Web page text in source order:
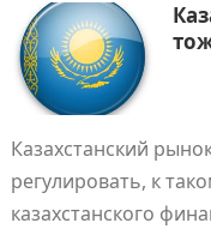
Казахстанский
регулировать, к
казахстанского